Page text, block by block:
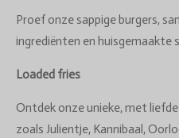
Proef onze sappige burgers,
ingrediënten en huisgemaakte
Loaded fries
Ontdek onze unieke, met
zoals Julientje, Kannibaal,